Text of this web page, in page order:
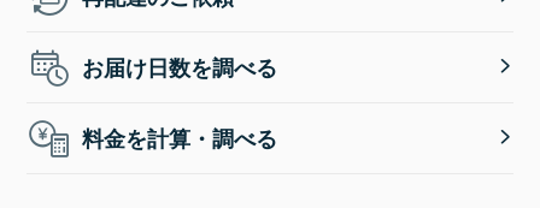
お届け日数を調べる
料金を計算・調べる